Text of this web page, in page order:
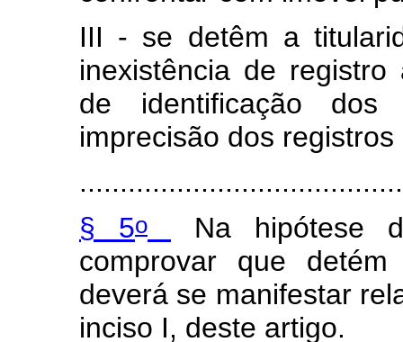
III - se detêm a
inexistência de
de identificação
imprecisão dos
§ 5o
Na hipótese
comprovar que
deverá se manifestar
inciso I, deste artigo.